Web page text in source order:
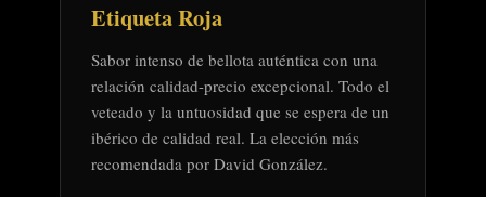
Etiqueta Roja
Sabor intenso de bellota auténtica con una
relación calidad-precio excepcional. Todo el
veteado y la untuosidad que se espera de un
ibérico de calidad real. La elección más
recomendada por David González.